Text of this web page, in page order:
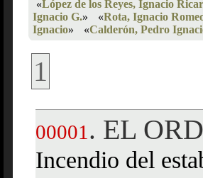
«López de los Reyes, Ignacio
Ignacio G.» «Rota, Ignacio
Ignacio» «Calderón, Pedro
1
00001 . EL
Incendio del